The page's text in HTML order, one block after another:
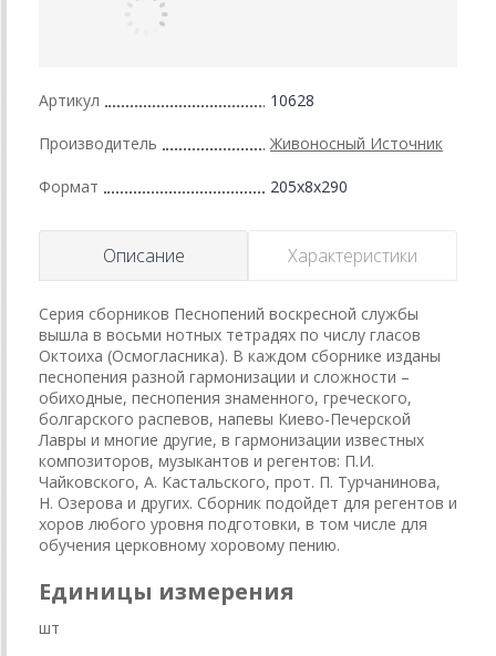
Артикул 10628
Производитель Живоносный Источник
Формат 205x8x290
Описание Характеристики
Серия сборников Песнопений воскресной службы
вышла в восьми нотных тетрадях по числу гласов
Октоиха (Осмогласника). В каждом сборнике изданы
песнопения разной гармонизации и сложности –
обиходные, песнопения знаменного, греческого,
болгарского распевов, напевы Киево-Печерской
Лавры и многие другие, в гармонизации известных
композиторов, музыкантов и регентов: П.И.
Чайковского, А. Кастальского, прот. П. Турчанинова,
Н. Озерова и других. Сборник подойдет для регентов и
хоров любого уровня подготовки, в том числе для
обучения церковному хоровому пению.
Единицы измерения
шт